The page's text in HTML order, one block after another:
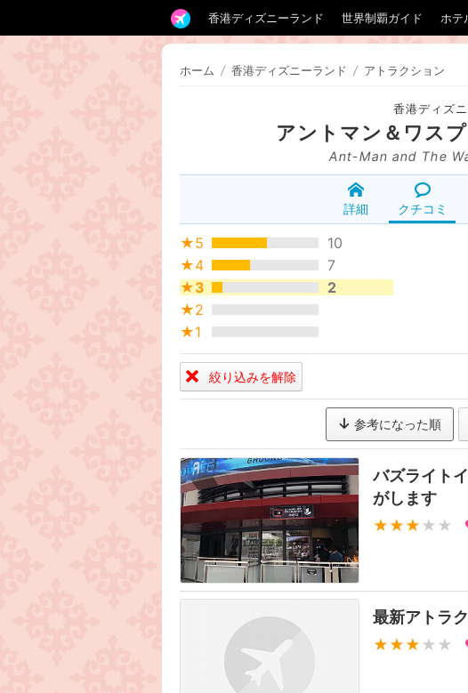
香港ディズニーランド 世界制覇ガイド ホテ
ホーム / 香港ディズニーランド / アトラクション
香港ディズ
アントマン＆ワス
Ant-Man and The
詳細 クチコミ
★5
10
★4
7
★3
2
★2
★1
絞り込みを解除
参考になった順
バズライト
がします
★★★ ★★
最新アトラ
★★★ ★★